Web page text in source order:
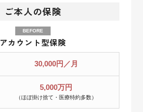
ご本人の保険
アカウント型保険
30,000円／月
5,000万円
（ほぼ掛け捨て・医療特約多数）